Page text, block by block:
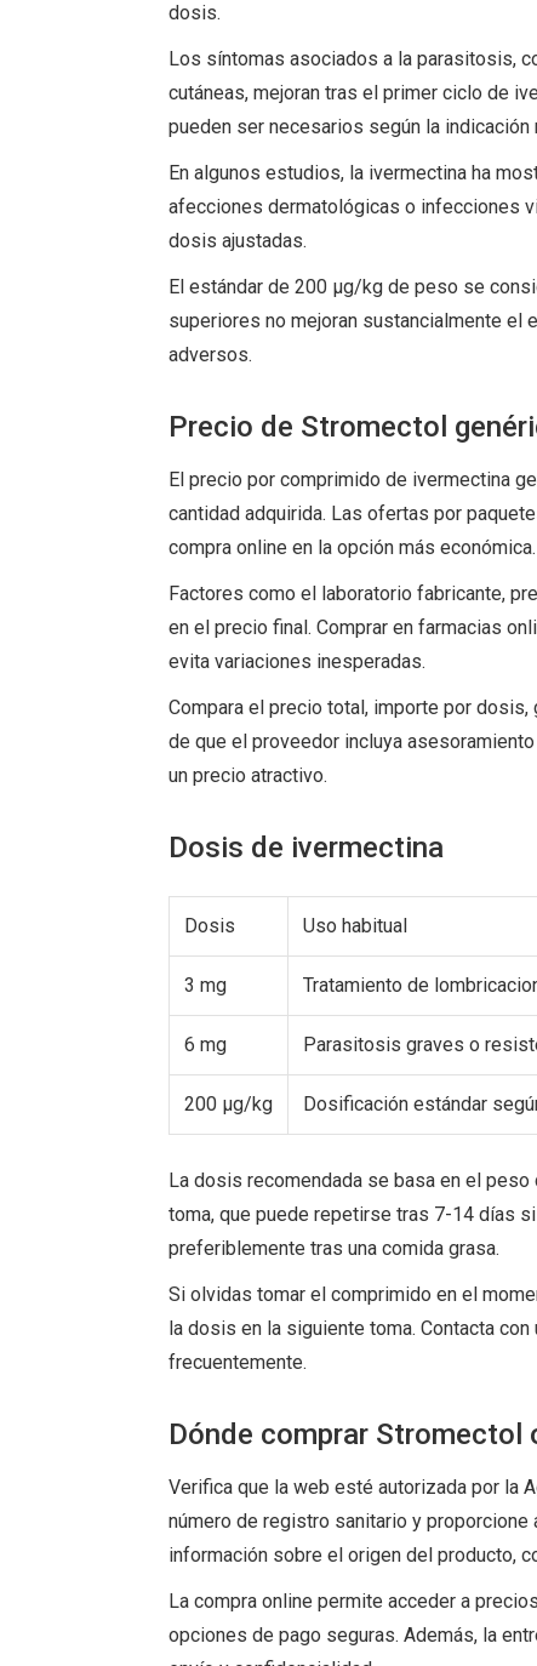
dosis.
Los síntomas asociados a la parasitosis,
cutáneas, mejoran tras el primer ciclo de
pueden ser necesarios según la indicación
En algunos estudios, la ivermectina ha
afecciones dermatológicas o infecciones
dosis ajustadas.
El estándar de 200 µg/kg de peso se
superiores no mejoran sustancialmente
adversos.
Precio de Stromectol
El precio por comprimido de ivermectina
cantidad adquirida. Las ofertas por
compra online en la opción más económica.
Factores como el laboratorio fabricante,
en el precio final. Comprar en farmacias
evita variaciones inesperadas.
Compara el precio total, importe por
de que el proveedor incluya
un precio atractivo.
Dosis de ivermectina
Dosis Uso habitual
3 mg Tratamiento de
6 mg Parasitosis graves o
200 µg/kg Dosificación estándar
La dosis recomendada se basa en el
toma, que puede repetirse tras 7-14 días
preferiblemente tras una comida grasa.
Si olvidas tomar el comprimido en el
la dosis en la siguiente toma. Contacta
frecuentemente.
Dónde comprar Stromectol
Verifica que la web esté autorizada por la
número de registro sanitario y
información sobre el origen del producto,
La compra online permite acceder a
opciones de pago seguras. Además, la